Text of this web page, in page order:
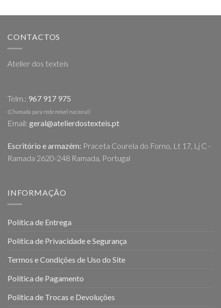
CONTACTOS
Atelier dos texteis
Telm.: 967 917 975
(Chamada para rede móvel nacional)
Email: geral@atelierdostexteis.pt
Escritório e armazém: Praceta Courela do Forno, Lt 17, Lj C -
Ramada 2620-248 Ramada, Portugal
INFORMAÇÃO
Política de Entrega
Política de Privacidade e Segurança
Termos e Condições de Uso do Site
Política de Pagamento
Política de Trocas e Devoluções